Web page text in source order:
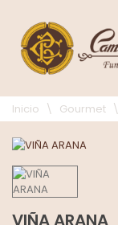
Inicio \ Gourmet \
VIÑA ARANA